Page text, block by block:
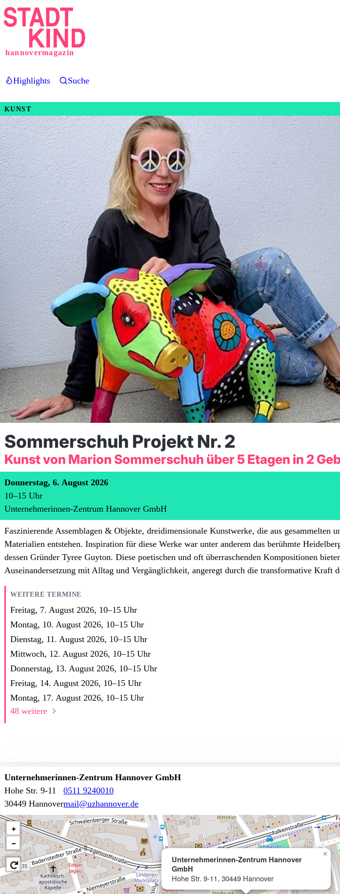
Direkt
zum
hannovermagazin
Highlights Suche
KUNST
Sommerschuh Projekt Nr. 2
Kunst von Marion Sommerschuh über 5 Etagen in 2
Donnerstag, 6. August 2026
10–15 Uhr
Unternehmerinnen-Zentrum Hannover GmbH
Faszinierende Assemblagen & Objekte, dreidimensionale Kunstwerke, die aus gesammelten
Materialien entstehen. Inspiration für diese Werke war unter anderem das berühmte
dessen Gründer Tyree Guyton. Diese poetischen und oft überraschenden Kompositionen
Auseinandersetzung mit Alltag und Vergänglichkeit, angeregt durch die transformative Kraft
WEITERE TERMINE
Freitag, 7. August 2026, 10–15 Uhr
Montag, 10. August 2026, 10–15 Uhr
Dienstag, 11. August 2026, 10–15 Uhr
Mittwoch, 12. August 2026, 10–15 Uhr
Donnerstag, 13. August 2026, 10–15 Uhr
Freitag, 14. August 2026, 10–15 Uhr
Montag, 17. August 2026, 10–15 Uhr
48 weitere
Unternehmerinnen-Zentrum Hannover GmbH
Hohe Str. 9-11
30449 Hannover
0511 9240010
mail@uzhannover.de
Unternehmerinnen-Zentrum Hannover
GmbH
Hohe Str. 9-11, 30449 Hannover
×
+
−